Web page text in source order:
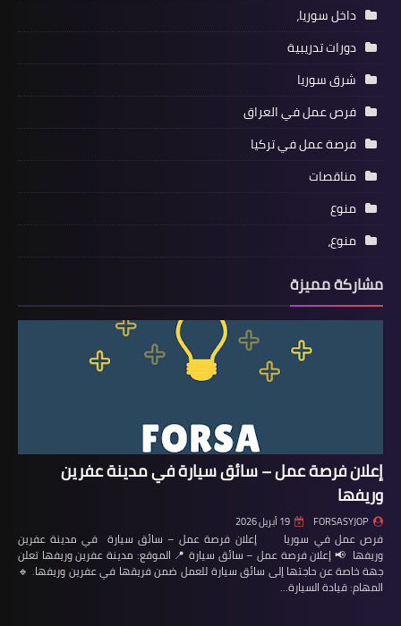
داخل سوريا،
دورات تدريبية
شرق سوريا
فرص عمل في العراق
فرصة عمل في تركيا
مناقصات
منوع
منوع،
مشاركة مميزة
إعلان فرصة عمل – سائق سيارة في مدينة عفرين
وريفها
FORSASYJOP 19 أبريل 2026
فرص عمل في سوريا إعلان فرصة عمل – سائق سيارة في مدينة عفرين
وريفها 📢 إعلان فرصة عمل – سائق سيارة 📍 الموقع: مدينة عفرين وريفها تعلن
جهة خاصة عن حاجتها إلى سائق سيارة للعمل ضمن فريقها في عفرين وريفها. 🔹
المهام: قيادة السيارة…